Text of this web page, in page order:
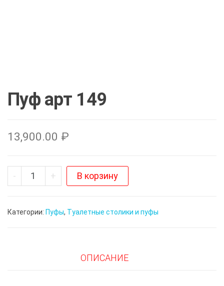
Пуф арт 149
13,900.00 ₽
-
Количество
Пуф
149
+ В корзину
Категории: Пуфы, Туалетные столики и пуфы
ОПИСАНИЕ